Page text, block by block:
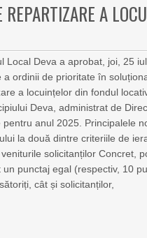
A
Local Deva a aprobat, joi, 25
a ordinii de prioritate în
a locuințelor din fondul
Deva, administrat de
pentru anul 2025. Principalele
la două dintre criteriile de
solicitanților Concret,
un punctaj egal (respectiv, 10
cât și solicitanților,